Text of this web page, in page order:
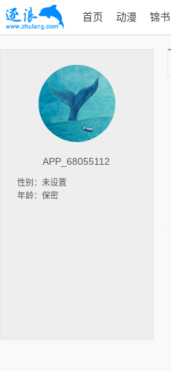
首页 动漫 锦书
APP_68055112
性别：未设置
年龄：保密